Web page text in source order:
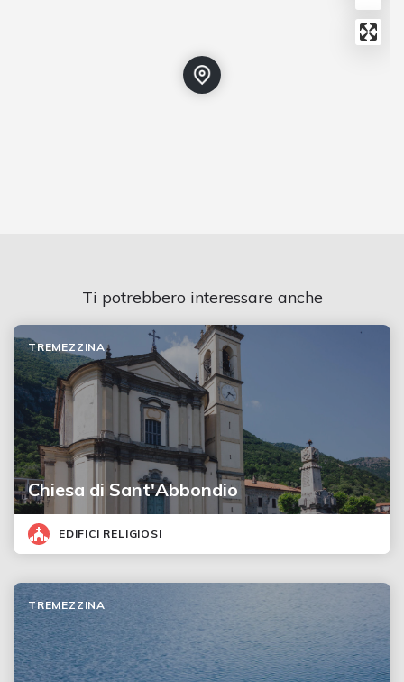
Ti potrebbero interessare anche
Chiesa di Sant'Abbondio
TREMEZZINA
EDIFICI RELIGIOSI
TREMEZZINA